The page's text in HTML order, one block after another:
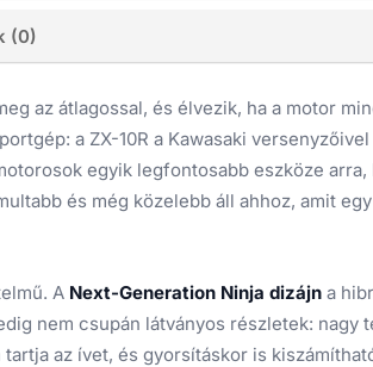
(0)
az átlagossal, és élvezik, ha a motor
a ZX-10R a Kawasaki versenyzőivel
egyik legfontosabb eszköze
és még közelebb áll ahhoz, amit
A Next-Generation Ninja dizájn a
nem csupán látványos részletek: nagy
az ívet, és gyorsításkor is